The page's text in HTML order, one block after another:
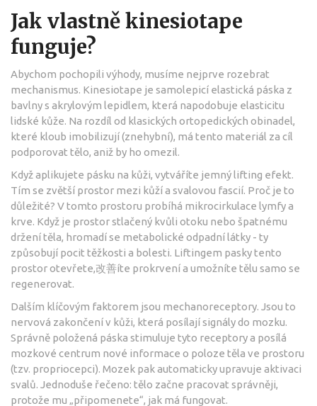
Jak vlastně kinesiotape
funguje?
Abychom pochopili výhody, musíme nejprve rozebrat
mechanismus. Kinesiotape je samolepicí elastická páska z
bavlny s akrylovým lepidlem, která napodobuje elasticitu
lidské kůže. Na rozdíl od klasických ortopedických obinadel,
které kloub imobilizují (znehybní), má tento materiál za cíl
podporovat tělo, aniž by ho omezil.
Když aplikujete pásku na kůži, vytváříte jemný lifting efekt.
Tím se zvětší prostor mezi kůží a svalovou fascií. Proč je to
důležité? V tomto prostoru probíhá mikrocirkulace lymfy a
krve. Když je prostor stlačený kvůli otoku nebo špatnému
držení těla, hromadí se metabolické odpadní látky - ty
způsobují pocit těžkosti a bolesti. Liftingem pasky tento
prostor otevřete,改善íte prokrvení a umožníte tělu samo se
regenerovat.
Dalším klíčovým faktorem jsou mechanoreceptory. Jsou to
nervová zakončení v kůži, která posílají signály do mozku.
Správně položená páska stimuluje tyto receptory a posílá
mozkové centrum nové informace o poloze těla ve prostoru
(tzv. propriocepci). Mozek pak automaticky upravuje aktivaci
svalů. Jednoduše řečeno: tělo začne pracovat správněji,
protože mu „připomenete“, jak má fungovat.